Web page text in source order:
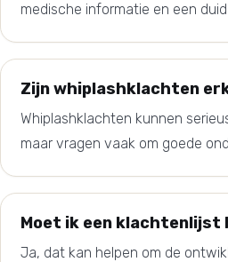
medische informatie en een
Zijn whiplashklachten
Whiplashklachten kunnen
maar vragen vaak om goede
Moet ik een klachtenlijst
Ja, dat kan helpen om de